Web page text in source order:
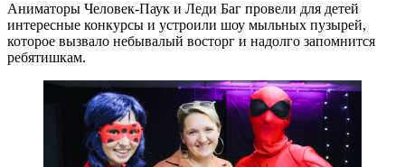
Аниматоры Человек-Паук и Леди Баг провели для детей
интересные конкурсы и устроили шоу мыльных пузырей,
которое вызвало небывалый восторг и надолго запомнится
ребятишкам.